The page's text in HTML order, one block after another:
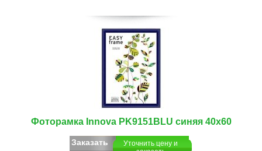
Фоторамка Innova PK9151BLU синяя 40х60
Заказать
Уточнить цену и